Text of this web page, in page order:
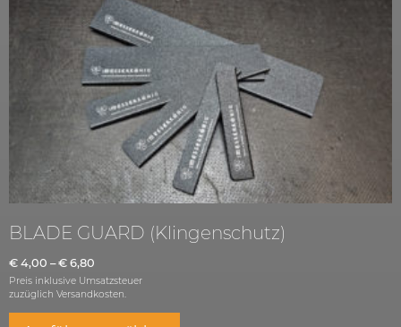
BLADE GUARD (Klingenschutz)
€ 4,00 –€ 6,80
Preis inklusive Umsatzsteuer
zuzüglich Versandkosten.